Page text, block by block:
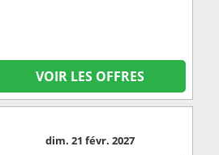
VOIR LES OFFRES
dim. 21 févr. 2027